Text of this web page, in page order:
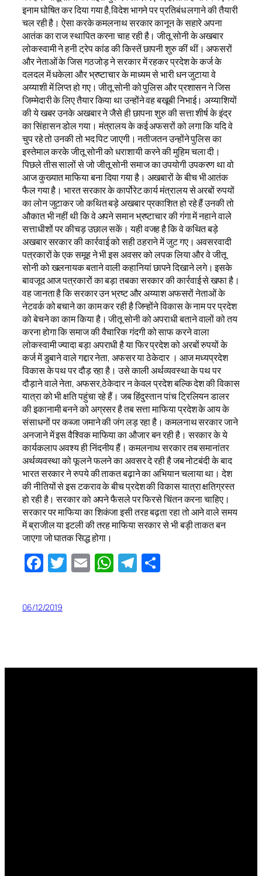
इनाम घोषित कर दिया गया है,विदेश भागने पर प्रतिबंध लगाने की तैयारी
चल रही है। ऐसा करके कमलनाथ सरकार कानून के सहारे अपना
आतंक का राज स्थापित करना चाह रही है। जीतू सोनी के अखबार
लोकस्वामी ने हनी ट्रेप कांड की किस्तें छापनी शुरु कीं थीं। अफसरों
और नेताओं के जिस गठजोड़ ने सरकार में रहकर प्रदेश के कर्ज के
दलदल में धकेला और भ्रष्टाचार के माध्यम से भारी धन जुटाया वे
अय्याशी में लिप्त हो गए। जीतू सोनी को पुलिस और प्रशासन ने जिस
जिम्मेदारी के लिए तैयार किया था उन्होंने वह बखूबी निभाई। अय्याशियों
की ये खबर उनके अखबार ने जैसे ही छापना शुरु की सत्ता शीर्ष के इंद्र
का सिंहासन डोल गया। मंत्रालय के कई अफसरों को लगा कि यदि वे
चुप रहे तो उनकी तो भद पिट जाएगी। नतीजतन उन्होंने पुलिस का
इस्तेमाल करके जीतू सोनी को धराशायी करने की मुहिम चला दी।
पिछले तीस सालों से जो जीतू सोनी समाज का उपयोगी उपकरण था वो
आज कुख्यात माफिया बना दिया गया है। अखबारों के बीच भी आतंक
फैल गया है। भारत सरकार के कार्पोरेट कार्य मंत्रालय से अरबों रुपयों
का लोन जुटाकर जो कथित बड़े अखबार प्रकाशित हो रहे हैं उनकी तो
औकात भी नहीं थी कि वे अपने समान भ्रष्टाचार की गंगा में नहाने वाले
सत्ताधीशों पर कीचड़ उछाल सकें। यही वजह है कि वे कथित बड़े
अखबार सरकार की कार्रवाई को सही ठहराने में जुट गए। अवसरवादी
पत्रकारों के एक समूह ने भी इस अवसर को लपक लिया और वे जीतू
सोनी को खलनायक बताने वाली कहानियां छापने दिखाने लगे। इसके
बावजूद आज पत्रकारों का बड़ा तबका सरकार की कार्रवाई से खफा है।
वह जानता है कि सरकार उन भ्रष्ट और अय्याश अफसरों नेताओं के
नेटवर्क को बचाने का काम कर रही है जिन्होंने विकास के नाम पर प्रदेश
को बेचने का काम किया है। जीतू सोनी को अपराधी बताने वालों को तय
करना होगा कि समाज की वैचारिक गंदगी को साफ करने वाला
लोकस्वामी ज्यादा बड़ा अपराधी है या फिर प्रदेश को अरबों रुपयों के
कर्ज में डुबाने वाले गद्दार नेता, अफसर या ठेकेदार । आज मध्यप्रदेश
विकास के पथ पर दौड़ रहा है। उसे काली अर्थव्यवस्था के पथ पर
दौड़ाने वाले नेता, अफसर,ठेकेदार न केवल प्रदेश बल्कि देश की विकास
यात्रा को भी क्षति पहुंचा रहे हैं। जब हिंदुस्तान पांच ट्रिलियन डालर
की इकानामी बनने को अग्रसर है तब सत्ता माफिया प्रदेश के आय के
संसाधनों पर कब्जा जमाने की जंग लड़ रहा है। कमलनाथ सरकार जाने
अनजाने में इस वैश्विक माफिया का औजार बन रही है। सरकार के ये
कार्यकलाप अवश्य ही निंदनीय हैं। कमलनाथ सरकार तब समानांतर
अर्थव्यवस्था को फूलने फलने का अवसर दे रही है जब नोटबंदी के बाद
भारत सरकार ने रुपये की ताकत बढ़ाने का अभियान चलाया था। देश
की नीतियों से इस टकराव के बीच प्रदेश की विकास यात्रा क्षतिग्रस्त
हो रही है। सरकार को अपने फैसले पर फिरसे चिंतन करना चाहिए।
सरकार पर माफिया का शिकंजा इसी तरह बढ़ता रहा तो आने वाले समय
में ब्राजील या इटली की तरह माफिया सरकार से भी बड़ी ताकत बन
जाएगा जो घातक सिद्ध होगा।
Facebook
Twitter
EmailWhatsApp
Telegram
06/12/2019